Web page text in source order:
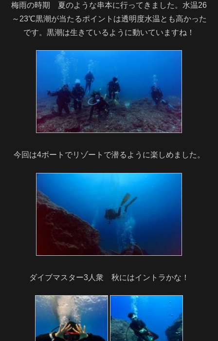
梅雨の時期 夏のような串本に行ってきました。水温26
～23℃黒潮が当たるポイントは透明度水温とも高かった
です。黒潮は生きているように動いていますね！
今回は4ボートでリゾートで潜るように楽しめました。
ダイブマスター3人衆 秋にはイントラかな！